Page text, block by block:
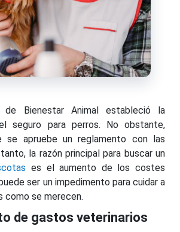
Bienestar Animal estableció la
seguro para perros. No obstante,
se apruebe un reglamento con las
la razón principal para buscar un
es el aumento de los costes
ser un impedimento para cuidar a
como se merecen.
de gastos veterinarios